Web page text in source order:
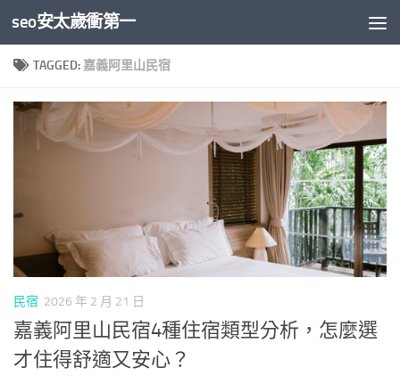
Skip to content
seo安太歲衝第一
TAGGED: 嘉義阿里山民宿
民宿 2026 年 2 月 21 日
嘉義阿里山民宿4種住宿類型分析，怎麼選
才住得舒適又安心？